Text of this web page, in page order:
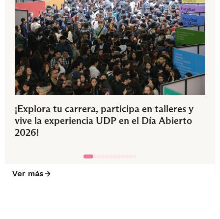
¡Explora tu carrera, participa en talleres y
vive la experiencia UDP en el Día Abierto
2026!
Ver más